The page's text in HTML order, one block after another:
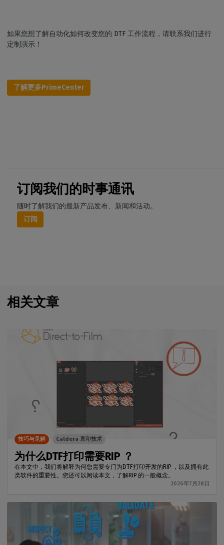
如果您想了解自动化如何改变您的 DTF 工作流程，请联系我们进行
定制演示！
了解更多PrimeCenter
订阅我们的时事通讯
随时了解我们的最新产品发布、新闻和活动。
订阅
相关文章
为什么DTF打印需要RIP ？
在本文中，我们将解释为何您需要专门为DTF打印开发的RIP ，以及拥有此
类软件的重要性。您还可以阅读本文，了解RIP 的一般概念。
2026年7月28日
技巧与见解 Caldera 直印技术